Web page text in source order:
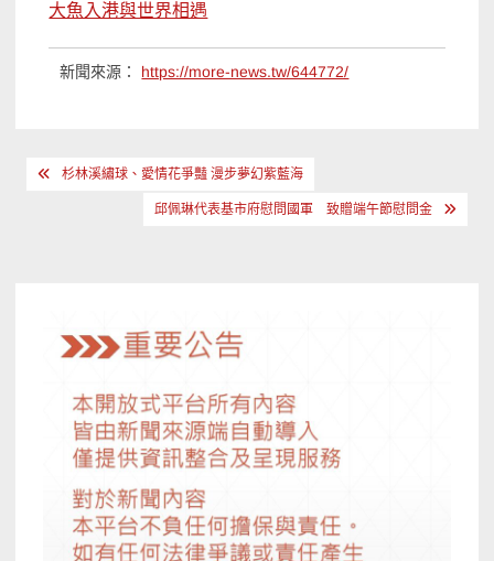
大魚入港與世界相遇
新聞來源： https://more-news.tw/644772/
文 杉林溪繡球、愛情花爭豔 漫步夢幻紫藍海
邱佩琳代表基市府慰問國軍 致贈端午節慰問金